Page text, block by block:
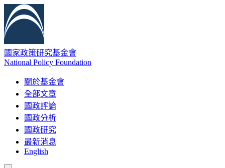
國家政策研究基金會
National Policy Foundation
關於基金會
全部文章
國政評論
國政分析
國政研究
最新消息
English